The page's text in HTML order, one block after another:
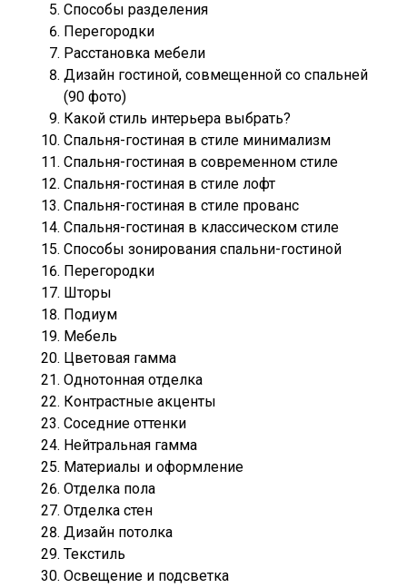
Способы разделения
Перегородки
Расстановка мебели
Дизайн гостиной, совмещенной со спальней
(90 фото)
Какой стиль интерьера выбрать?
Спальня-гостиная в стиле минимализм
Спальня-гостиная в современном стиле
Спальня-гостиная в стиле лофт
Спальня-гостиная в стиле прованс
Спальня-гостиная в классическом стиле
Способы зонирования спальни-гостиной
Перегородки
Шторы
Подиум
Мебель
Цветовая гамма
Однотонная отделка
Контрастные акценты
Соседние оттенки
Нейтральная гамма
Материалы и оформление
Отделка пола
Отделка стен
Дизайн потолка
Текстиль
Освещение и подсветка